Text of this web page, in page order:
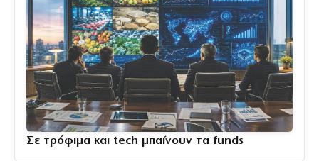
Σε τρόφιμα και tech μπαίνουν τα funds